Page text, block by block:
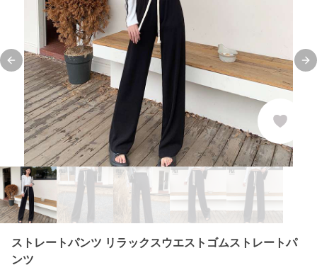
Previous slide
ストレートパンツ リラックスウエストゴムストレートパ
ンツ